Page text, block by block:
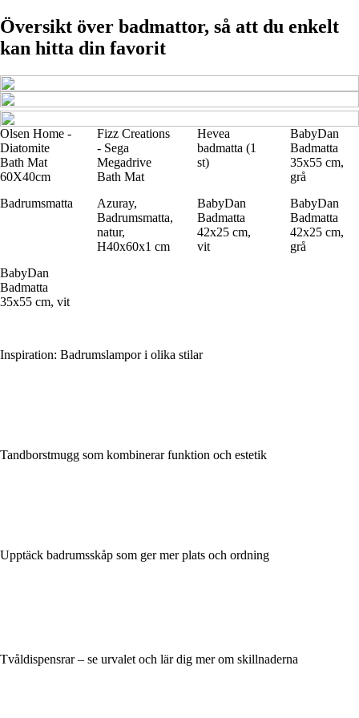
Översikt över badmattor, så att du enkelt
kan hitta din favorit
Olsen Home -
Diatomite
Bath Mat
60X40cm
Fizz Creations
- Sega
Megadrive
Bath Mat
Hevea
badmatta (1
st)
BabyDan
Badmatta
35x55 cm,
grå
Badrumsmatta
Azuray,
Badrumsmatta,
natur,
H40x60x1 cm
BabyDan
Badmatta
42x25 cm,
vit
BabyDan
Badmatta
42x25 cm,
grå
BabyDan
Badmatta
35x55 cm, vit
Inspiration: Badrumslampor i olika stilar
Tandborstmugg som kombinerar funktion och estetik
Upptäck badrumsskåp som ger mer plats och ordning
Tvåldispensrar – se urvalet och lär dig mer om skillnaderna